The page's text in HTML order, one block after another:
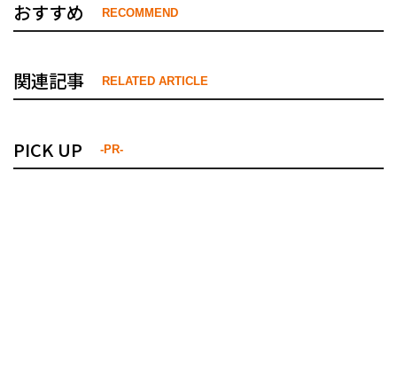
おすすめ RECOMMEND
関連記事 RELATED ARTICLE
PICK UP -PR-